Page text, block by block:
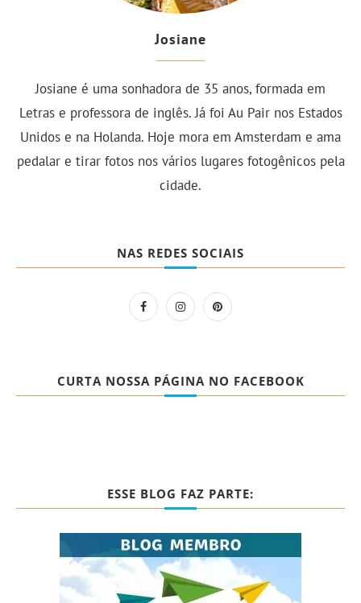
Josiane
Josiane é uma sonhadora de 35 anos, formada em
Letras e professora de inglês. Já foi Au Pair nos Estados
Unidos e na Holanda. Hoje mora em Amsterdam e ama
pedalar e tirar fotos nos vários lugares fotogênicos pela
cidade.
NAS REDES SOCIAIS
CURTA NOSSA PÁGINA NO FACEBOOK
ESSE BLOG FAZ PARTE: